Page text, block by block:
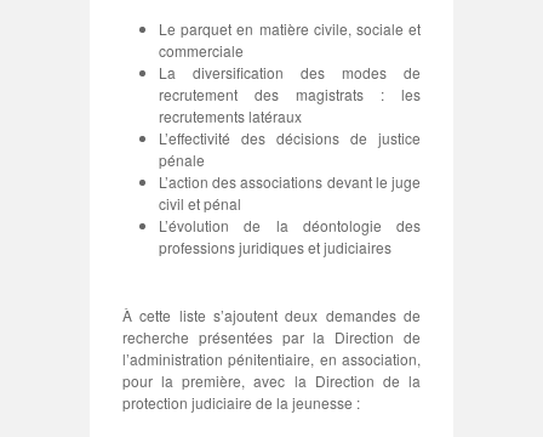
Le parquet en matière civile, sociale et
commerciale
La diversification des modes de
recrutement des magistrats : les
recrutements latéraux
L’effectivité des décisions de justice
pénale
L’action des associations devant le juge
civil et pénal
L’évolution de la déontologie des
professions juridiques et judiciaires
À cette liste s’ajoutent deux demandes de
recherche présentées par la Direction de
l’administration pénitentiaire, en association,
pour la première, avec la Direction de la
protection judiciaire de la jeunesse :